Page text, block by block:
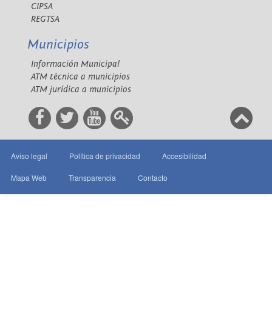
CIPSA
REGTSA
Municipios
Información Municipal
ATM técnica a municipios
ATM jurídica a municipios
Aviso legal Política de privacidad Accesibilidad
Mapa Web Transparencia Contacto